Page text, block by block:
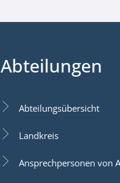
Abteilungen
Abteilungsübersicht
Landkreis
Ansprechpersonen von